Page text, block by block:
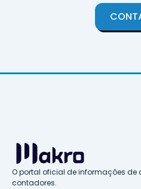
O portal oficial de informações de
contadores.